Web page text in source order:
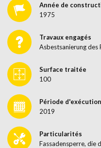
Année de
1975
Travaux engagés
Asbestsanierung des
Surface traitée
100
Période d'exécution
2019
Particularités
Fassadensperre, die